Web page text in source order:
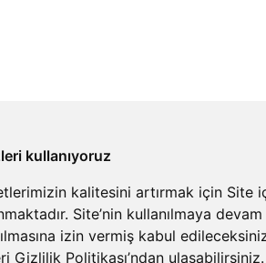
kullanıyoruz
kalitesini artırmak için Site
Site’nin kullanılmaya
izin vermiş kabul
Gizlilik Politikası’ndan ulaşabilirsiniz.